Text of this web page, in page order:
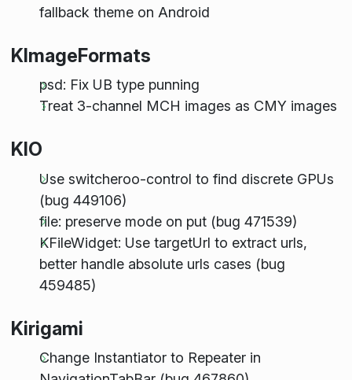
fallback theme on Android
KImageFormats
psd: Fix UB type punning
Treat 3-channel MCH images as CMY images
KIO
Use switcheroo-control to find discrete GPUs
(bug 449106)
file: preserve mode on put (bug 471539)
KFileWidget: Use targetUrl to extract urls,
better handle absolute urls cases (bug
459485)
Kirigami
Change Instantiator to Repeater in